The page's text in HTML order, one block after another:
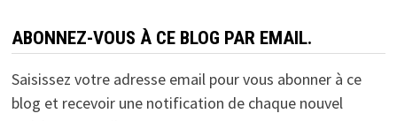
ABONNEZ-VOUS À CE BLOG PAR EMAIL.
Saisissez votre adresse email pour vous abonner à ce
blog et recevoir une notification de chaque nouvel